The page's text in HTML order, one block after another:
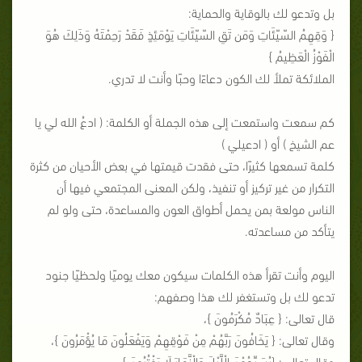
بل وتدعو لك بالوقاية والحماية:
{ وَقِهِمُ السّيّئَاتِ وَمَن تَقِ السّيّئَاتِ يَوْمَئِذٍ فَقَدْ رَحِمْتَهُ وَذَلِكَ هُوَ
الْفَوْزُ الْعَظِيمُ }
الملائكة تملأ لك الكون دعاءًا وحبًا وأنت لا تدري.
كم سمعت واستمعت إلى هذه الجملة أو الكلمة: ( ادعُ الله لي يا
عم الشيخ ) أو ( ادعيلي )
كلمة تسمعها كثيرًا، حتى فقدت قيمتها في بعض الأحيان من كثرة
التكرار من غير تركيز أو تنفيذ، ولكن المعنى المجتمعي فيها أن
الناس مولعة بمن يحمل أطواق العون والمساعدة، حتى ولو لم
يتأكد من مساعدته.
اليوم وأنت تقرأ هذه الكلمات سيكون معك يوميًا ولحظيًا جنود
تدعو لك بل وتستغفر لك هذا وصفهم:
قال تعالى: { عِبَادٌ مُكْرَمُونَ }،
وقال تعالى: { يَخَافُونَ رَبَّهُمْ مِنْ فَوْقِهِمْ وَيَفْعَلُونَ مَا يُؤْمَرُونَ }،